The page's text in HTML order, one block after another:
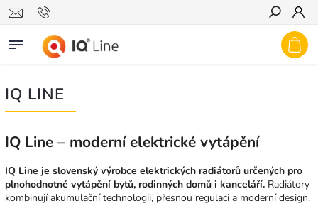
Hledat
IQ LINE
IQ Line – moderní elektrické vytápění
IQ Line je slovenský výrobce elektrických radiátorů určených pro
plnohodnotné vytápění bytů, rodinných domů i kanceláří. Radiátory
kombinují akumulační technologii, přesnou regulaci a moderní design.